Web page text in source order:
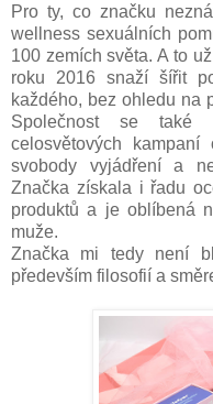
Pro ty, co značku
wellness sexuálních
100 zemích světa. A to
roku 2016 snaží šířit
každého, bez ohledu na
Společnost se také
celosvětových
svobody vyjádření a
Značka získala i řadu
produktů a je oblíbená
muže.
Značka mi tedy není
především filosofií a